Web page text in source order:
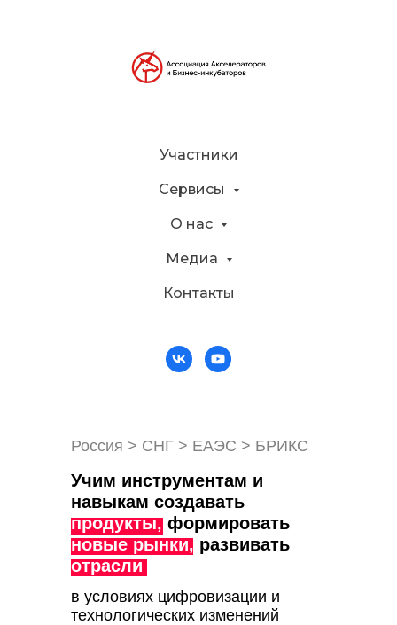
Участники
Сервисы
О нас
Медиа
Контакты
Учим инструментам и
навыкам создавать
продукты,формировать
новые рынки, развивать
отрасли
Россия > СНГ > ЕАЭС > БРИКС
в условиях цифровизации и
технологических изменений